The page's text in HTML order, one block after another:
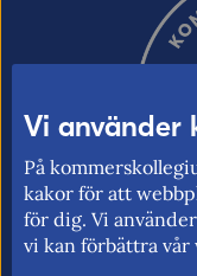
Vi använder
På
kakor för att
för dig. Vi
vi kan förbättra vår